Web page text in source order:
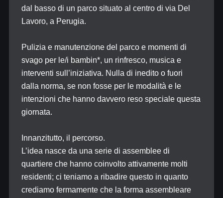
dal basso di un parco situato al centro di via Del
Lavoro, a Perugia.
Pulizia e manutenzione del parco e momenti di
svago per le/i bambin*, un rinfresco, musica e
interventi sull’iniziativa. Nulla di inedito o fuori
dalla norma, se non fosse per le modalità e le
intenzioni che hanno davvero reso speciale questa
giornata.
Innanzitutto, il percorso.
L’idea nasce da una serie di assemblee di
quartiere che hanno coinvolto attivamente molti
residenti; ci teniamo a ribadire questo in quanto
crediamo fermamente che la forma assembleare